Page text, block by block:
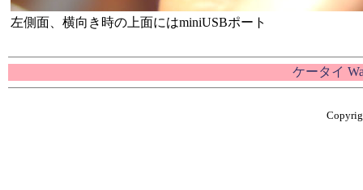
左側面、横向き時の上面にはminiUSBポート
ケータイ